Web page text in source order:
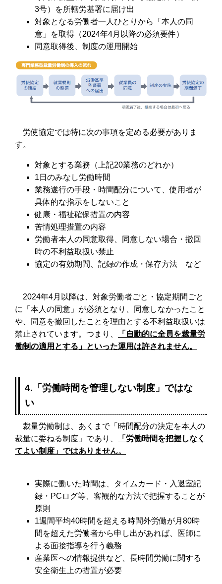
3号）を所轄労基署に届け出
対象となる労働者一人ひとりから「本人の同
意」を取得（2024年4月以降の必須要件）
同意取得後、制度の運用開始
労使協定では特に次の事項を定める必要がありま
す。
対象とする業務（上記20業務のどれか）
1日のみなし労働時間
業務遂行の手段・時間配分について、使用者が
具体的な指示をしないこと
健康・福祉確保措置の内容
苦情処理措置の内容
労働者本人の同意取得、同意しない場合・撤回
時の不利益取扱い禁止
協定の有効期間、記録の作成・保存方法 など
2024年4月以降は、対象労働者ごと・協定期間ごと
に「本人の同意」が必須となり、同意しなかったこと
や、同意を撤回したことを理由とする不利益取扱いは
禁止されています。つまり、
「自動的に全員を裁量労
働制の適用とする」といった運用は許されません。
4.「労働時間を管理しない制度」ではな
い
裁量労働制は、あくまで「時間配分の決定を本人の
裁量に委ねる制度」であり、
「労働時間を把握しなく
てよい制度」ではありません。
実際に働いた時間は、タイムカード・入退室記
録・PCログ等、客観的な方法で把握することが
原則
1週間平均40時間を超える時間外労働が月80時
間を超えた労働者から申し出があれば、医師に
よる面接指導を行う義務
産業医への情報提供など、長時間労働に関する
安全衛生上の措置が必要